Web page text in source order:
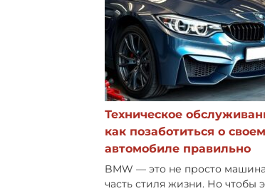
Техническое
как позаботиться о своем
автомобиле правильно
BMW — это не просто
часть стиля жизни. Но чтобы